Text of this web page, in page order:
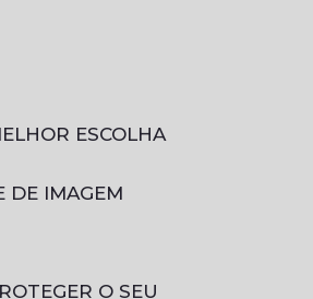
ESCOLHA